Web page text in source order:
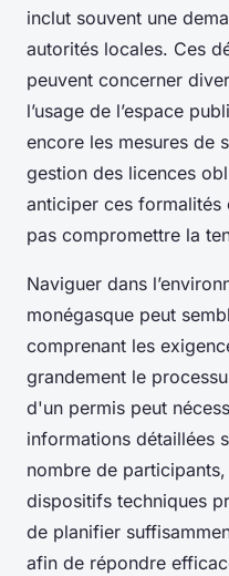
inclut souvent une
autorités locales. Ces
peuvent concerner
l’usage de l’espace
encore les mesures de
gestion des licences
anticiper ces formalités
pas compromettre la
Naviguer dans
monégasque peut
comprenant les
grandement le
d'un permis peut
informations détaillées
nombre de
dispositifs techniques
de planifier
afin de répondre